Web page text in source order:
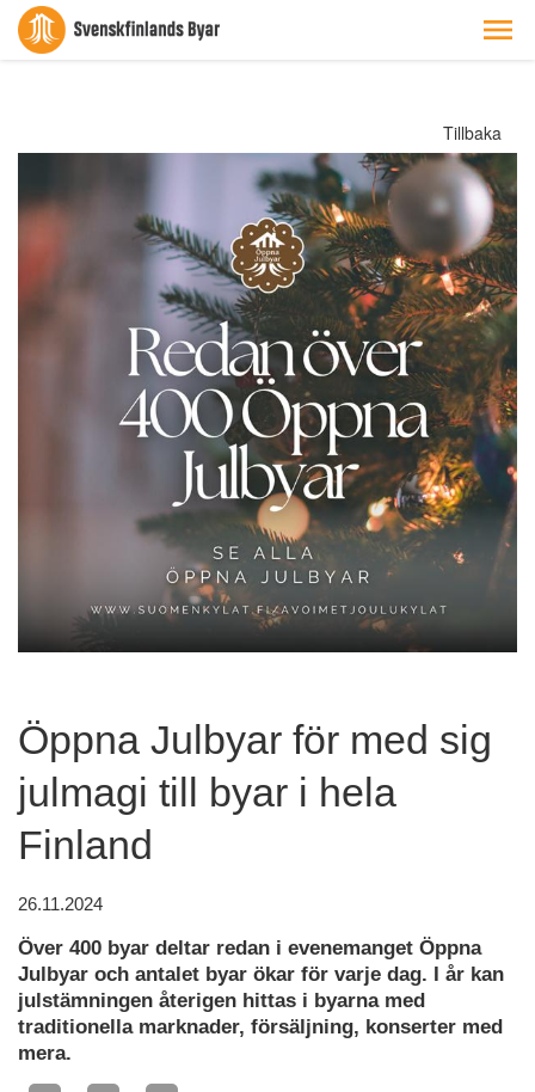
Tillbaka
Öppna Julbyar för med sig
julmagi till byar i hela
Finland
26.11.2024
Över 400 byar deltar redan i evenemanget Öppna
Julbyar och antalet byar ökar för varje dag. I år kan
julstämningen återigen hittas i byarna med
traditionella marknader, försäljning, konserter med
mera.